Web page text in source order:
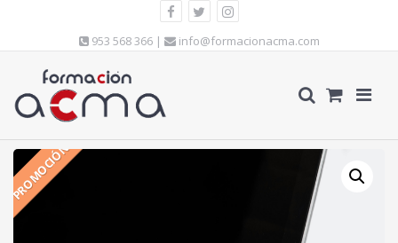
953 568 366 | info@formacionacma.com
PROMOCIÓN